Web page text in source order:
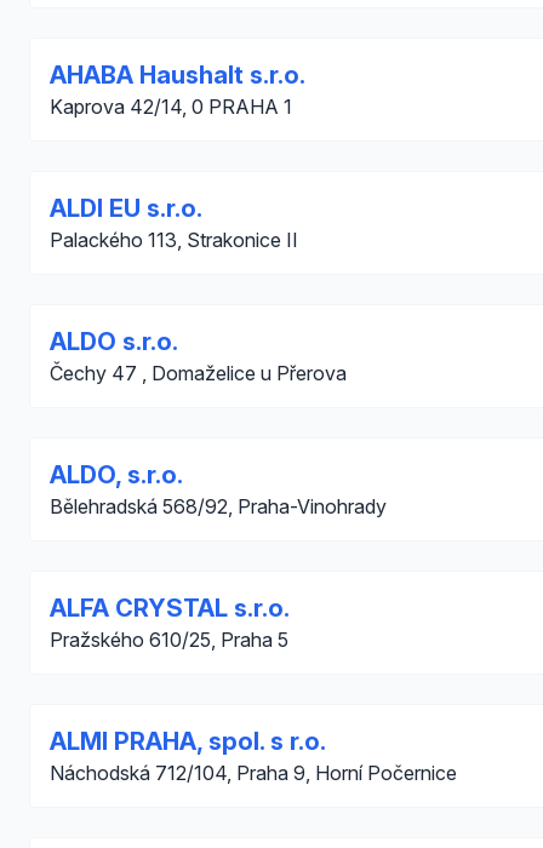
AHABA Haushalt s.r.o.
Kaprova 42/14, 0 PRAHA 1
ALDI EU s.r.o.
Palackého 113, Strakonice II
ALDO s.r.o.
Čechy 47 , Domaželice u Přerova
ALDO, s.r.o.
Bělehradská 568/92, Praha-Vinohrady
ALFA CRYSTAL s.r.o.
Pražského 610/25, Praha 5
ALMI PRAHA, spol. s r.o.
Náchodská 712/104, Praha 9, Horní Počernice